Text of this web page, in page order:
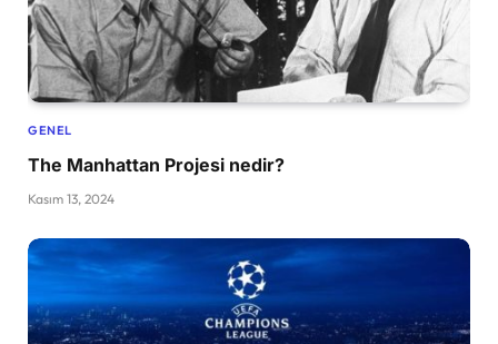
GENEL
The Manhattan Projesi nedir?
Kasım 13, 2024